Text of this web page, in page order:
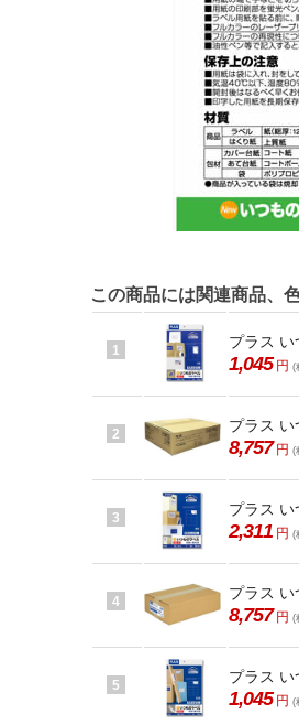
この商品には関連商品、
1 プラス
1,045 円 (
2 プラス
8,757 円 (
3 プラス
2,311 円 (
4 プラス
8,757 円 (
5 プラス
1,045 円 (